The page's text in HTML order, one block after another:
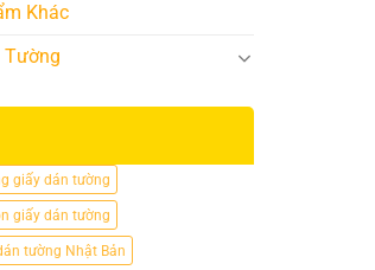
Khác
Tường
giấy dán tường
giấy dán tường
tường Nhật Bản